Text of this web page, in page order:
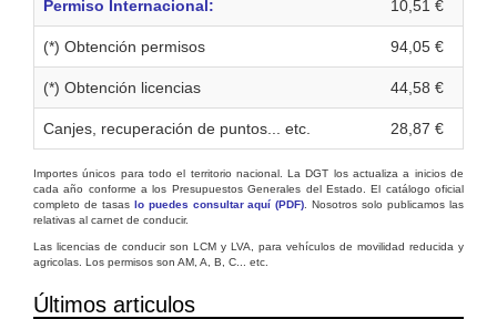
Permiso Internacional: 10,51 €
(*) Obtención permisos 94,05 €
(*) Obtención licencias 44,58 €
Canjes, recuperación de puntos... etc. 28,87 €
Importes únicos para todo el territorio nacional. La DGT los actualiza a inicios de
cada año conforme a los Presupuestos Generales del Estado. El catálogo oficial
completo de tasas lo puedes consultar aquí (PDF). Nosotros solo publicamos las
relativas al carnet de conducir.
Las licencias de conducir son LCM y LVA, para vehículos de movilidad reducida y
agricolas. Los permisos son AM, A, B, C... etc.
Últimos articulos